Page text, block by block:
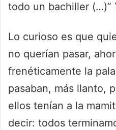
todo un bachiller (…)”
Lo curioso es que
no querían pasar,
frenéticamente la
pasaban, más llanto,
ellos tenían a la
decir: todos